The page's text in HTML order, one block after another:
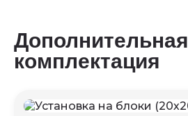
Дополнительная
комплектация